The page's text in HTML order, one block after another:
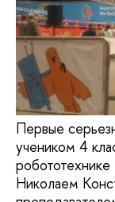
Первые
учеником 4
Николаем